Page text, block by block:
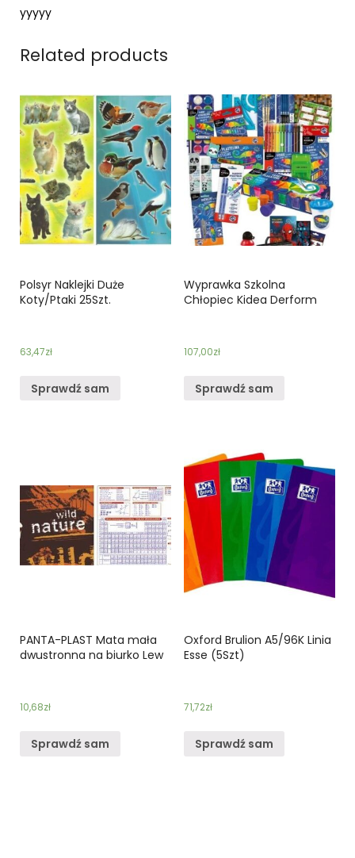
yyyyy
Related products
Polsyr Naklejki Duże
Koty/Ptaki 25Szt.
63,47zł
Sprawdź sam
Wyprawka Szkolna
Chłopiec Kidea Derform
107,00zł
Sprawdź sam
PANTA-PLAST Mata mała
dwustronna na biurko Lew
10,68zł
Sprawdź sam
Oxford Brulion A5/96K Linia
Esse (5Szt)
71,72zł
Sprawdź sam